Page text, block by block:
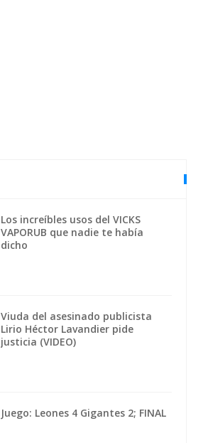
Los increíbles usos del VICKS
VAPORUB que nadie te había
dicho
Viuda del asesinado publicista
Lirio Héctor Lavandier pide
justicia (VIDEO)
Juego: Leones 4 Gigantes 2; FINAL